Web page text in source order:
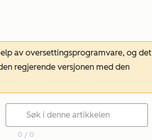
av oversettingsprogramvare, og det
regjerende versjonen med den
0 / 0